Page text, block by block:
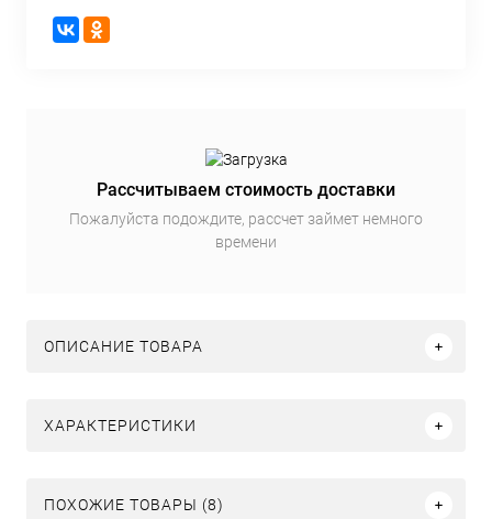
Рассчитываем стоимость доставки
Пожалуйста подождите, рассчет займет немного
времени
ОПИСАНИЕ ТОВАРА
ХАРАКТЕРИСТИКИ
ПОХОЖИЕ ТОВАРЫ (8)